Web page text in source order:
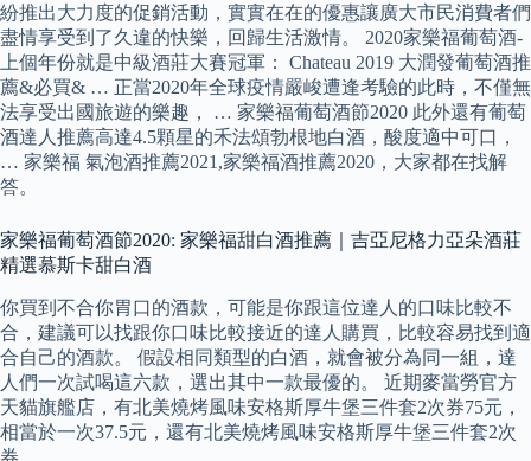
紛推出大力度的促銷活動，實實在在的優惠讓廣大市民消費者們
盡情享受到了久違的快樂，回歸生活激情。 2020家樂福葡萄酒-
上個年份就是中級酒莊大賽冠軍： Chateau 2019 大潤發葡萄酒推
薦&必買& … 正當2020年全球疫情嚴峻遭逢考驗的此時，不僅無
法享受出國旅遊的樂趣， … 家樂福葡萄酒節2020 此外還有葡萄
酒達人推薦高達4.5顆星的禾法頌勃根地白酒，酸度適中可口，
… 家樂福 氣泡酒推薦2021,家樂福酒推薦2020，大家都在找解
答。
家樂福葡萄酒節2020: 家樂福甜白酒推薦｜吉亞尼格力亞朵酒莊
精選慕斯卡甜白酒
你買到不合你胃口的酒款，可能是你跟這位達人的口味比較不
合，建議可以找跟你口味比較接近的達人購買，比較容易找到適
合自己的酒款。 假設相同類型的白酒，就會被分為同一組，達
人們一次試喝這六款，選出其中一款最優的。 近期麥當勞官方
天貓旗艦店，有北美燒烤風味安格斯厚牛堡三件套2次券75元，
相當於一次37.5元，還有北美燒烤風味安格斯厚牛堡三件套2次
券。